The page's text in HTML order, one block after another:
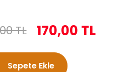
TL 170,00 TL
Sepete Ekle